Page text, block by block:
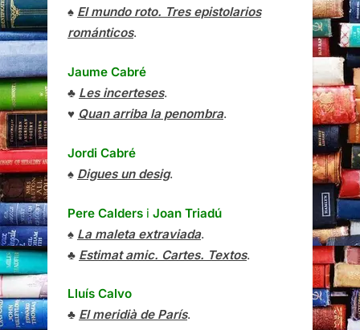
♠ El mundo roto. Tres epistolarios
románticos.
Jaume Cabré
♣ Les incerteses.
♥ Quan arriba la penombra.
Jordi Cabré
♠ Digues un desig.
Pere Calders i Joan Triadú
♠ La maleta extraviada.
♣ Estimat amic. Cartes. Textos.
Lluís Calvo
♣ El meridià de París.